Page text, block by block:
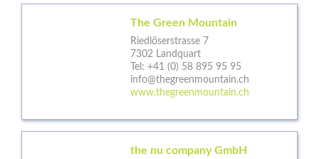
The Green Mountain
Riedlöserstrasse 7
7302 Landquart
Tel: +41 (0) 58 895 95 95
info@thegreenmountain.ch
www.thegreenmountain.ch
the nu company GmbH